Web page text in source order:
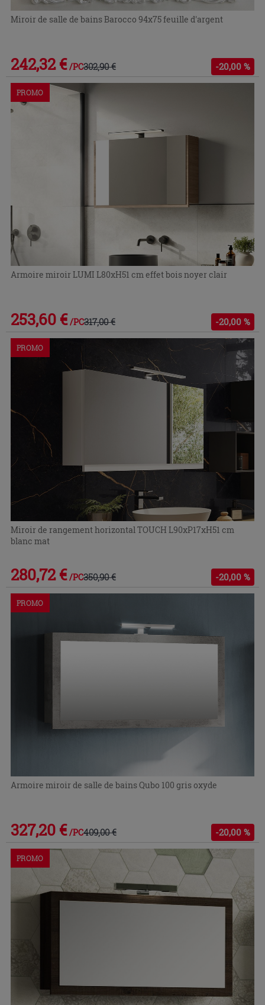
Miroir de salle de bains Barocco 94x75 feuille d'argent
242,32 € /PC302,90 € -20,00 %
PROMO
Armoire miroir LUMI L80xH51 cm effet bois noyer clair
253,60 € /PC317,00 € -20,00 %
PROMO
Miroir de rangement horizontal TOUCH L90xP17xH51 cm
blanc mat
280,72 € /PC350,90 € -20,00 %
PROMO
Armoire miroir de salle de bains Qubo 100 gris oxyde
327,20 € /PC409,00 € -20,00 %
PROMO